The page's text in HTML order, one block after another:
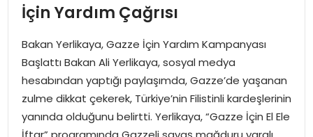
SIYASET
TEKNOLOJI
EĞITIM
MAGAZIN
İçin Yardım Çağrısı
Bakan Yerlikaya, Gazze İçin Yardım Kampanyası
Başlattı Bakan Ali Yerlikaya, sosyal medya
hesabından yaptığı paylaşımda, Gazze’de yaşanan
zulme dikkat çekerek, Türkiye’nin Filistinli kardeşlerinin
yanında olduğunu belirtti. Yerlikaya, “Gazze İçin El Ele